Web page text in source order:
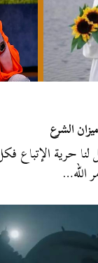
الشرع
حرية الإتباع
الله…